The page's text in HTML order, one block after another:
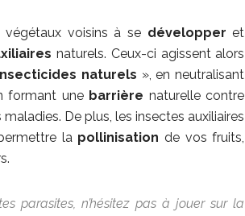
végétaux voisins à se développer et
naturels. Ceux-ci agissent alors
naturels », en neutralisant
formant une barrière naturelle contre
De plus, les insectes auxiliaires
la pollinisation de vos fruits,
parasites, n’hésitez pas à jouer sur la